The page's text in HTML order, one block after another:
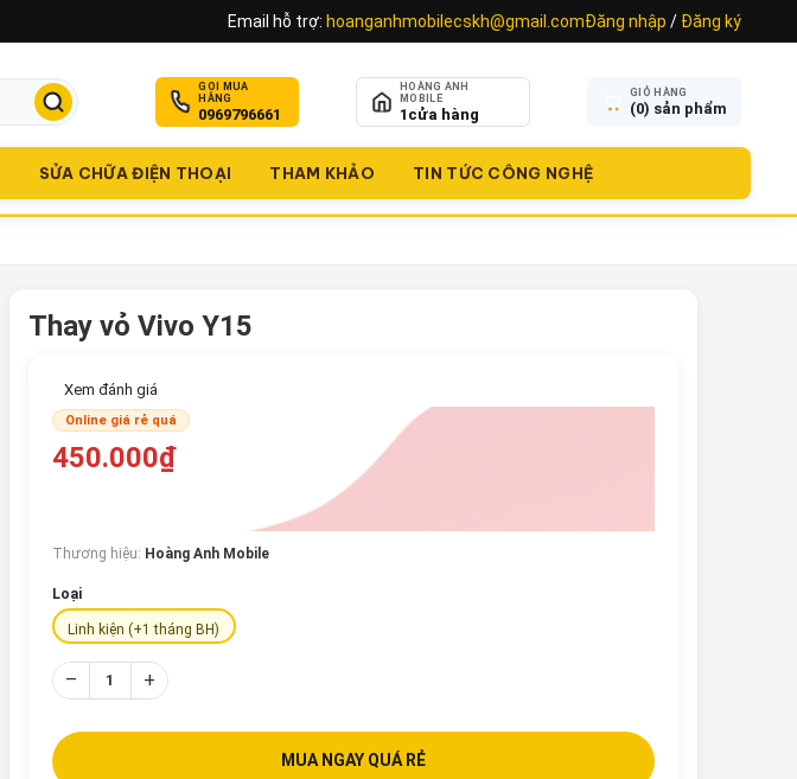
Email hỗ trợ: hoanganhmobilecskh@gmail.comĐăng nhập / Đăng ký
GỌI MUA
HÀNG
0969796661
HOÀNG ANH
MOBILE
1 cửa hàng
GIỎ HÀNG
(0) sản phẩm
SỬA CHỮA ĐIỆN THOẠI THAM KHẢO TIN TỨC CÔNG NGHỆ
Thay vỏ Vivo Y15
Xem đánh giá
Online giá rẻ quá
450.000₫
Thương hiệu: Hoàng Anh Mobile
Loại
Linh kiện (+1 tháng BH)
– +
MUA NGAY QUÁ RẺ